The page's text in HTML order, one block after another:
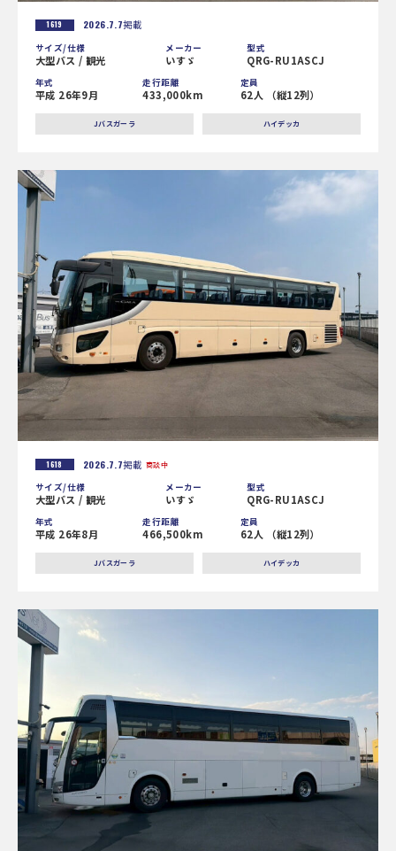
1619 2026.7.7掲載
サイズ/仕様
大型バス / 観光
メーカー
いすゞ
型式
QRG-RU1ASCJ
年式
平成 26年9月
走行距離
433,000km
定員
62人 （縦12列）
Jバスガーラ ハイデッカ
1618 2026.7.7掲載 商談中
サイズ/仕様
大型バス / 観光
メーカー
いすゞ
型式
QRG-RU1ASCJ
年式
平成 26年8月
走行距離
466,500km
定員
62人 （縦12列）
Jバスガーラ ハイデッカ